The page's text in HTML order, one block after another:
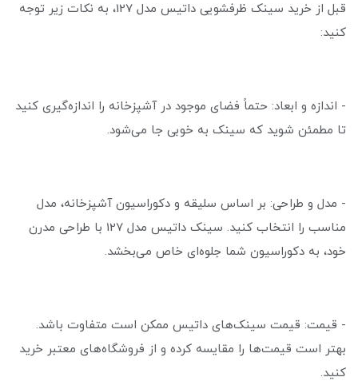
قبل از خرید سینک ظرفشویی داتیس مدل 127، به نکات زیر توجه
کنید:
- اندازه و ابعاد: حتماً فضای موجود در آشپزخانه را اندازه‌گیری کنید
تا مطمئن شوید که سینک به خوبی جا می‌شود.
- مدل و طراحی: بر اساس سلیقه و دکوراسیون آشپزخانه، مدل
مناسب را انتخاب کنید. سینک داتیس مدل 127 با طراحی مدرن
خود، به دکوراسیون شما جلوه‌ای خاص می‌بخشد.
- قیمت: قیمت سینک‌های داتیس ممکن است متفاوت باشد.
بهتر است قیمت‌ها را مقایسه کرده و از فروشگاه‌های معتبر خرید
کنید.